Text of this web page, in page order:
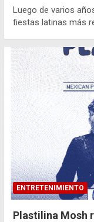
Luego de varios
fiestas latinas más
ENTRETENIMIENTO
Plastilina Mosh